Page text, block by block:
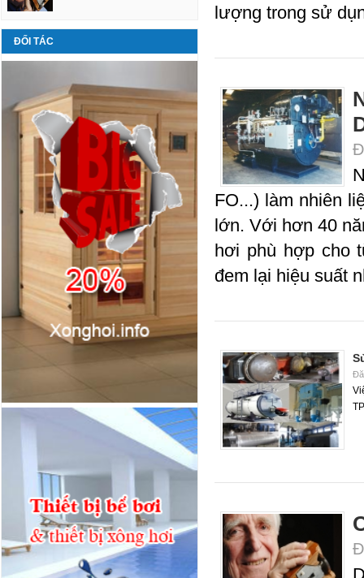
ĐỐI TÁC
lượng trong sử
FO...) làm nhiên
lớn. Với hơn 40
hơi phù hợp cho
đem lại hiệu suất